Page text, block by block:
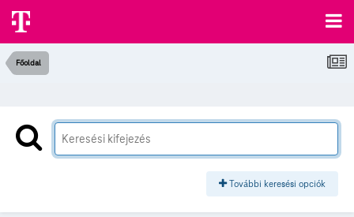
Főoldal
További keresési opciók